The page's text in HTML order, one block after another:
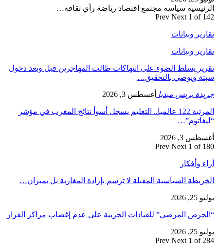
الرئيسية سياسة مجتمع اقتصاد رياضة رأي ثقافة…
Prev Next 1 of 142
تقارير وبيانات
تقارير وبيانات
تقرير يسلط الضوء على انتهاكات طالت المهاجرين قبل وبعد دخول
سبتة ويوصي بالتحقيق…
جريدة بريس ميديا أغسطس 3, 2026
المرتبة 122 عالميا.. التعليم يسجل أسوأ نتائج المغرب في مؤشر
“ليغاتوم”…
أغسطس 3, 2026
Prev Next 1 of 180
آراء وأفكار
الخريطة السياسية المقبلة لا ترسم بإرادة المغاربة بل بميزان…
يوليو 25, 2026
“الحرص المرضي” للقيادات الحزبية على عدم إغضاب مراكز القرار
يوليو 25, 2026
Prev Next 1 of 284